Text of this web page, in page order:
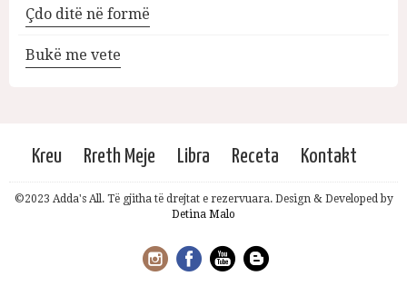
Çdo ditë në formë
Bukë me vete
Kreu Rreth Meje Libra Receta Kontakt
©2023 Adda's All. Të gjitha të drejtat e rezervuara. Design & Developed by
Detina Malo